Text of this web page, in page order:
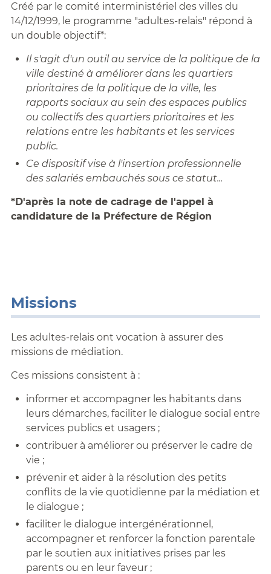
Créé par le comité interministériel des villes du
14/12/1999, le programme "adultes-relais" répond à
un double objectif*:
Il s'agit d'un outil au service de la politique de la
ville destiné à améliorer dans les quartiers
prioritaires de la politique de la ville, les
rapports sociaux au sein des espaces publics
ou collectifs des quartiers prioritaires et les
relations entre les habitants et les services
public.
Ce dispositif vise à l'insertion professionnelle
des salariés embauchés sous ce statut...
*D'après la note de cadrage de l'appel à
candidature de la Préfecture de Région
Missions
Les adultes-relais ont vocation à assurer des
missions de médiation.
Ces missions consistent à :
informer et accompagner les habitants dans
leurs démarches, faciliter le dialogue social entre
services publics et usagers ;
contribuer à améliorer ou préserver le cadre de
vie ;
prévenir et aider à la résolution des petits
conflits de la vie quotidienne par la médiation et
le dialogue ;
faciliter le dialogue intergénérationnel,
accompagner et renforcer la fonction parentale
par le soutien aux initiatives prises par les
parents ou en leur faveur ;